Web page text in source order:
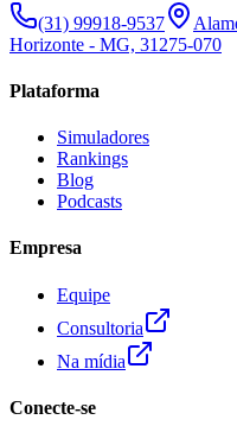
(31) 99918-9537
Horizonte - MG, 31275-070
Plataforma
Simuladores
Rankings
Blog
Podcasts
Empresa
Equipe
Consultoria
Na mídia
Conecte-se